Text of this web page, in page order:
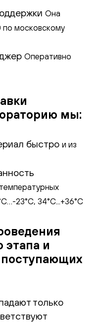
Она
по московскому
Оперативно
мы:
быстро и из
23°С, 34°C...+36°С
этапа и
поступающих
только